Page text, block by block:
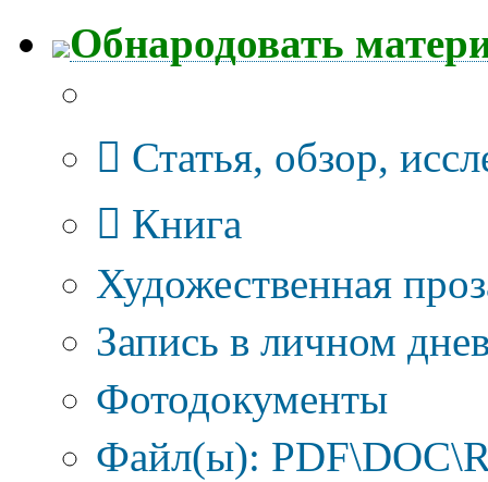
Обнародовать
Статья, обзор,
Книга
Художественная
Запись в личном
Фотодокументы
Файл(ы):